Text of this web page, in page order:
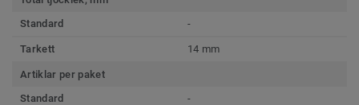
Standard
-
Tarkett 14 mm
Artiklar per paket
Standard
-